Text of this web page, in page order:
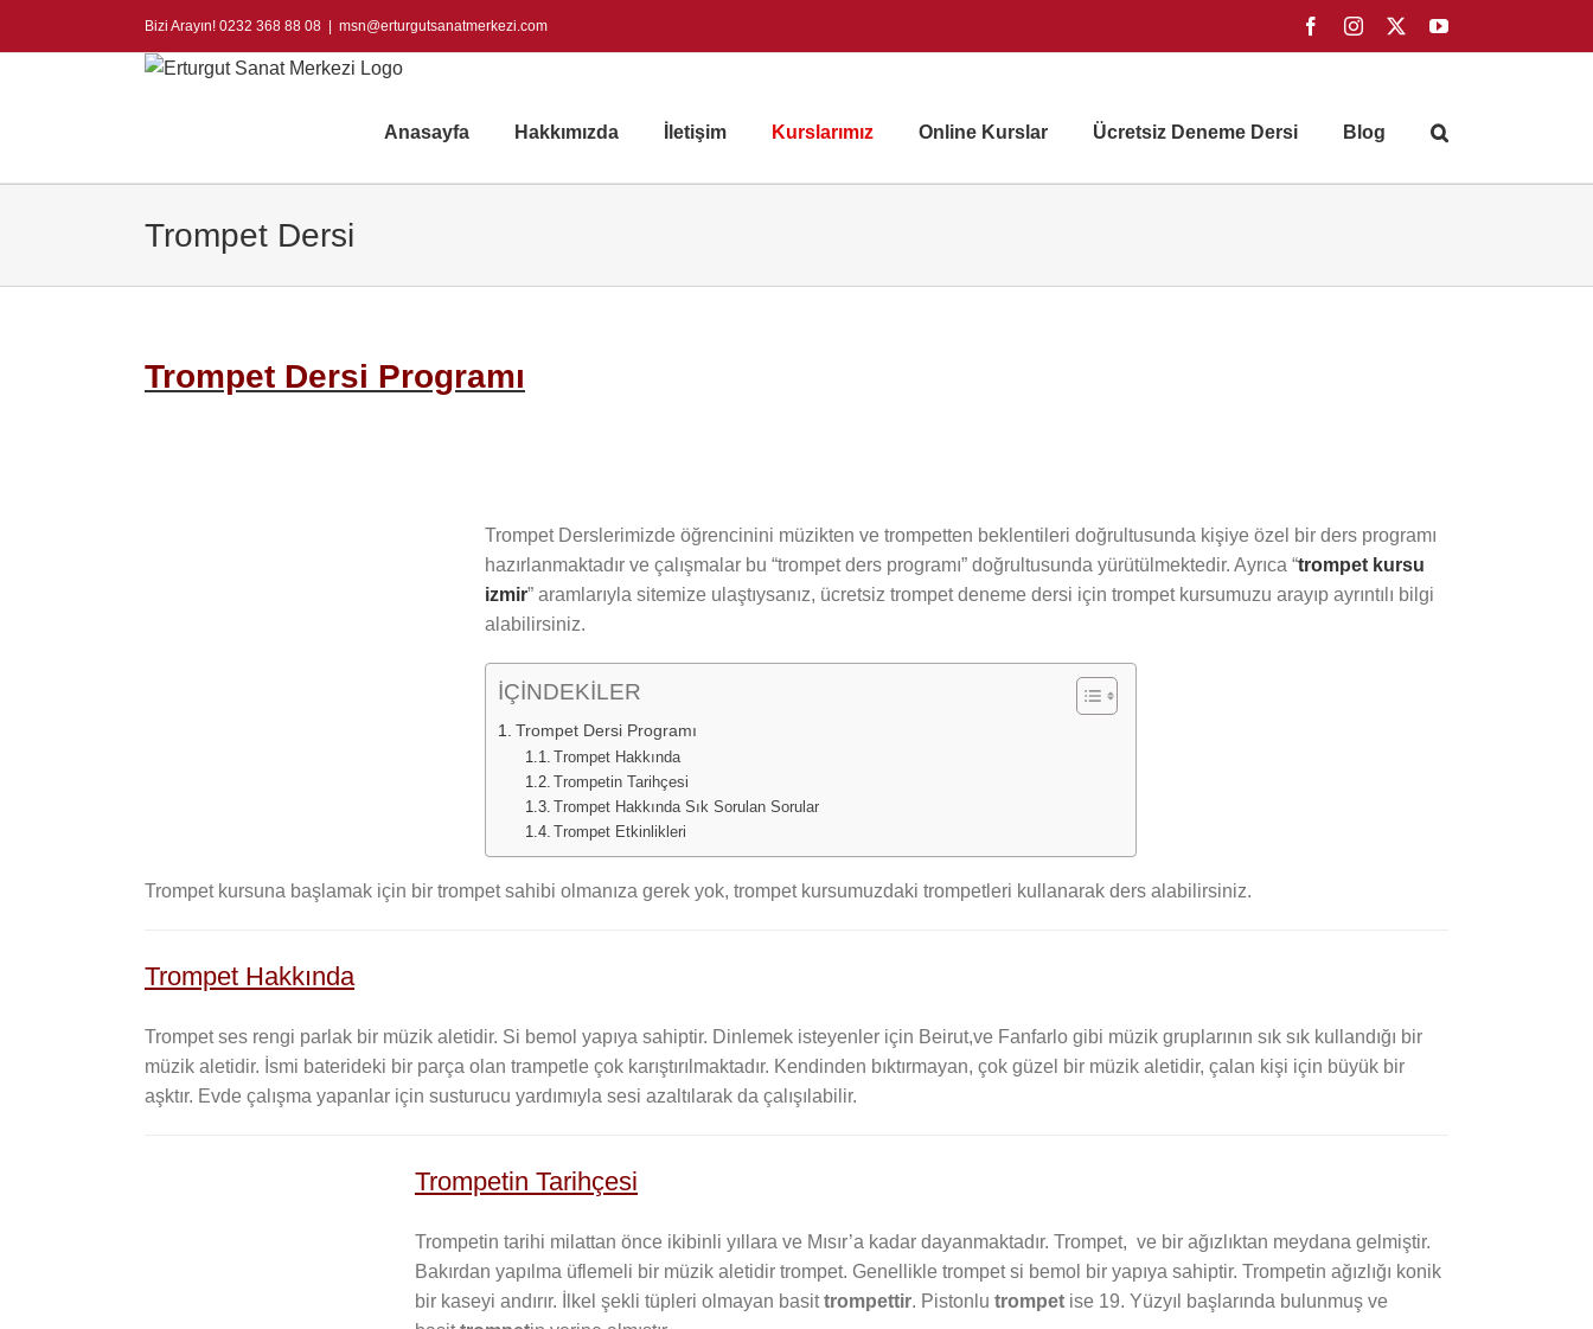
Bizi Arayın! 0232 368 88 08 msn@erturgutsanatmerkezi.com FacebookInstagram YouTube
Anasayfa Hakkımızda İletişim Kurslarımız Online Kurslar Ücretsiz Deneme Dersi Blog
Trompet Dersi
Trompet Dersi Programı
Trompet Derslerimizde öğrencinini müzikten ve trompetten beklentileri doğrultusunda kişiye özel bir ders programı
hazırlanmaktadır ve çalışmalar bu “trompet ders programı” doğrultusunda yürütülmektedir. Ayrıca “trompet kursu
izmir” aramlarıyla sitemize ulaştıysanız, ücretsiz trompet deneme dersi için trompet kursumuzu arayıp ayrıntılı bilgi
alabilirsiniz.
İÇİNDEKİLER
Trompet Dersi Programı
Trompet Hakkında
Trompetin Tarihçesi
Trompet Hakkında Sık Sorulan Sorular
Trompet Etkinlikleri
Trompet kursuna başlamak için bir trompet sahibi olmanıza gerek yok, trompet kursumuzdaki trompetleri kullanarak ders alabilirsiniz.
Trompet Hakkında
Trompet ses rengi parlak bir müzik aletidir. Si bemol yapıya sahiptir. Dinlemek isteyenler için Beirut,ve Fanfarlo gibi müzik gruplarının sık sık kullandığı bir
müzik aletidir. İsmi baterideki bir parça olan trampetle çok karıştırılmaktadır. Kendinden bıktırmayan, çok güzel bir müzik aletidir, çalan kişi için büyük bir
aşktır. Evde çalışma yapanlar için susturucu yardımıyla sesi azaltılarak da çalışılabilir.
Trompetin Tarihçesi
Trompetin tarihi milattan önce ikibinli yıllara ve Mısır’a kadar dayanmaktadır. Trompet, ve bir ağızlıktan meydana gelmiştir.
Bakırdan yapılma üflemeli bir müzik aletidir trompet. Genellikle trompet si bemol bir yapıya sahiptir. Trompetin ağızlığı konik
bir kaseyi andırır. İlkel şekli tüpleri olmayan basittrompettir. Pistonlu trompet ise 19. Yüzyıl başlarında bulunmuş ve